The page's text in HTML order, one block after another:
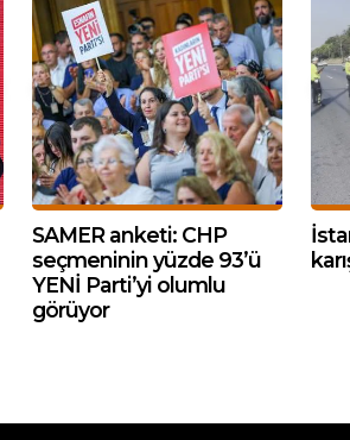
SAMER anketi: CHP
seçmeninin yüzde 93’ü
YENİ Parti’yi olumlu
görüyor